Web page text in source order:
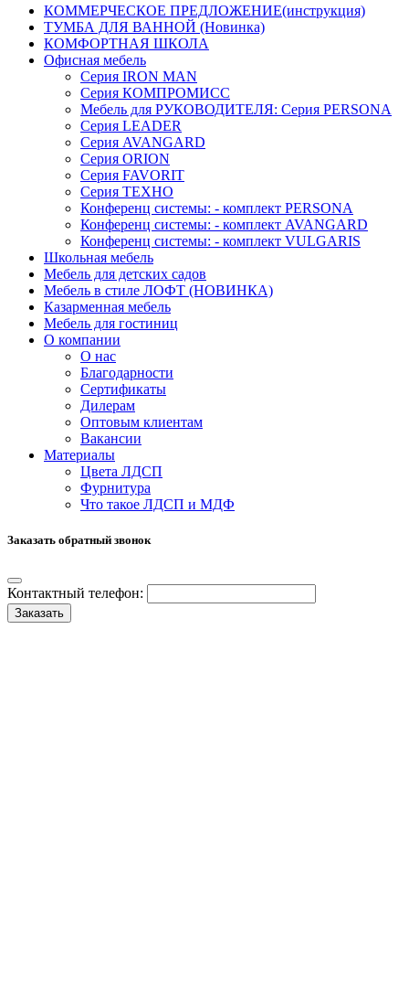
КОММЕРЧЕСКОЕ ПРЕДЛОЖЕНИЕ(инструкция)
ТУМБА ДЛЯ ВАННОЙ (Новинка)
КОМФОРТНАЯ ШКОЛА
Офисная мебель
Серия IRON MAN
Серия КОМПРОМИСС
Мебель для РУКОВОДИТЕЛЯ: Серия PERSONA
Серия LEADER
Серия AVANGARD
Серия ORION
Серия FAVORIT
Серия ТЕХНО
Конференц системы: - комплект PERSONA
Конференц системы: - комплект AVANGARD
Конференц системы: - комплект VULGARIS
Школьная мебель
Мебель для детских садов
Мебель в стиле ЛОФТ (НОВИНКА)
Казарменная мебель
Мебель для гостиниц
О компании
О нас
Благодарности
Сертификаты
Дилерам
Оптовым клиентам
Вакансии
Материалы
Цвета ЛДСП
Фурнитура
Что такое ЛДСП и МДФ
Заказать обратный звонок
Контактный телефон:
Заказать